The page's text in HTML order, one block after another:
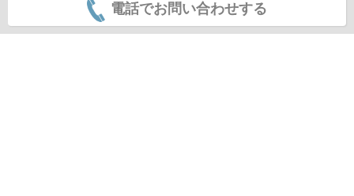
電話でお問い合わせする